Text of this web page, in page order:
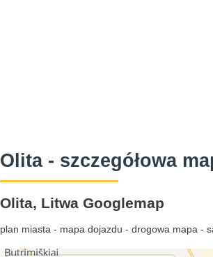
Olita - szczegółowa
Olita, Litwa Googlemap
plan miasta - mapa dojazdu - drogowa mapa -